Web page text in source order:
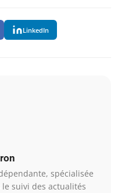
LinkedIn
spécialisée
suivi des actualités